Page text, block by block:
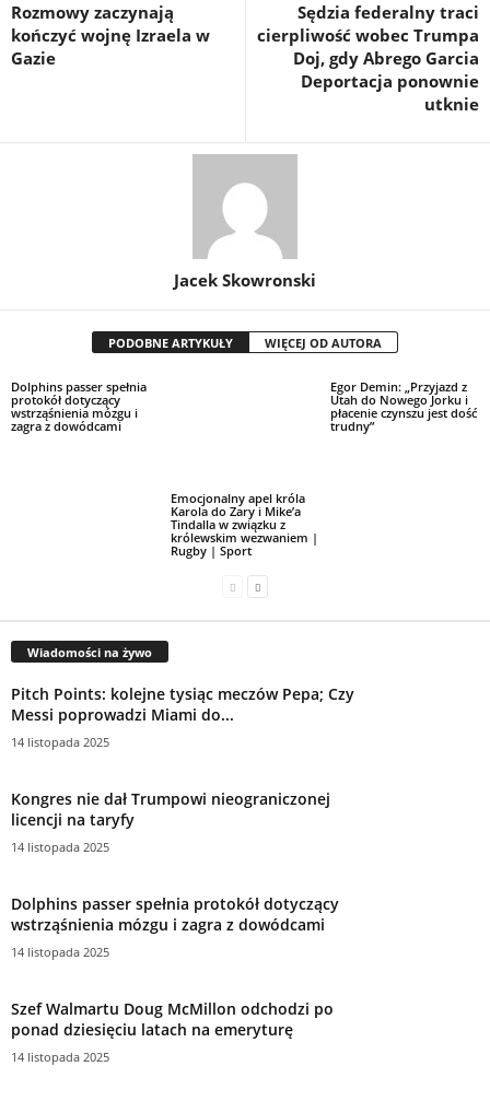
Rozmowy zaczynają
kończyć wojnę Izraela w
Gazie
Sędzia federalny traci
cierpliwość wobec Trumpa
Doj, gdy Abrego Garcia
Deportacja ponownie
utknie
Jacek Skowronski
PODOBNE ARTYKUŁY WIĘCEJ OD AUTORA
Dolphins passer spełnia
protokół dotyczący
wstrząśnienia mózgu i
zagra z dowódcami
Emocjonalny apel króla
Karola do Zary i Mike’a
Tindalla w związku z
królewskim wezwaniem |
Rugby | Sport
Egor Demin: „Przyjazd z
Utah do Nowego Jorku i
płacenie czynszu jest dość
trudny”
Wiadomości na żywo
Pitch Points: kolejne tysiąc meczów Pepa; Czy
Messi poprowadzi Miami do...
14 listopada 2025
Kongres nie dał Trumpowi nieograniczonej
licencji na taryfy
14 listopada 2025
Dolphins passer spełnia protokół dotyczący
wstrząśnienia mózgu i zagra z dowódcami
14 listopada 2025
Szef Walmartu Doug McMillon odchodzi po
ponad dziesięciu latach na emeryturę
14 listopada 2025